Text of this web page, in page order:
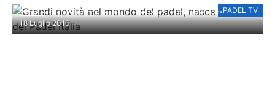
PADEL TV
GRANDI NOVITÀ NEL MONDO DEL PADEL,
NASCE OFFICINE DEL PADEL ITALIA
18 Luglio 2016